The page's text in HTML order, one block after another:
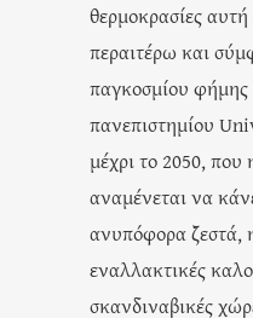
θερμοκρασίες
περαιτέρω και
παγκοσμίου φήμης
πανεπιστημίου
μέχρι το 2050,
αναμένεται να
ανυπόφορα ζεστά,
εναλλακτικές
σκανδιναβικές